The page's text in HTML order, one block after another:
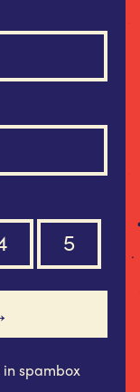
5
spambox